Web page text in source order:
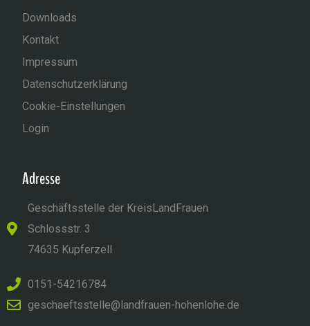
Downloads
Kontakt
Impressum
Datenschutzerklärung
Cookie-Einstellungen
Login
Adresse
Geschäftsstelle der KreisLandFrauen
Schlossstr. 3
74635 Kupferzell
0151-54216784
geschaeftsstelle@landfrauen-hohenlohe.de